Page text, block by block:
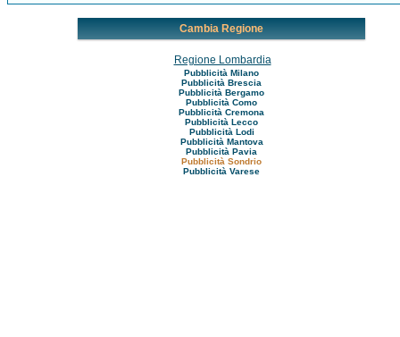
Cambia Regione
Regione Lombardia
Pubblicità Milano
Pubblicità Brescia
Pubblicità Bergamo
Pubblicità Como
Pubblicità Cremona
Pubblicità Lecco
Pubblicità Lodi
Pubblicità Mantova
Pubblicità Pavia
Pubblicità Sondrio
Pubblicità Varese